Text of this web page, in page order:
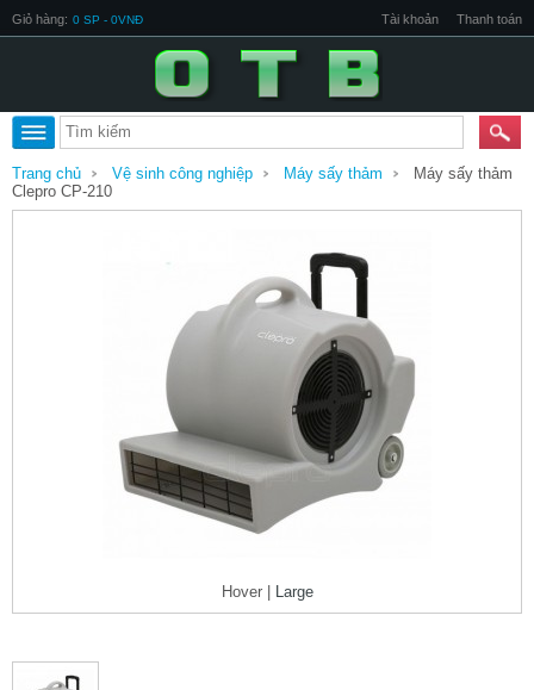
Giỏ hàng: 0 SP - 0VNĐ Tài khoản Thanh toán
Trang chủ Vệ sinh công nghiệp Máy sấy thảm
Máy sấy thảm
Clepro CP-210
Hover | Large